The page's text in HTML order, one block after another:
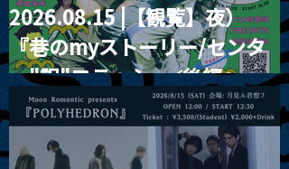
2026.08.15 |【観覧】夜）
『巷のmyストーリー/センタ
ー"訳"フラッシュ⚡️後編』